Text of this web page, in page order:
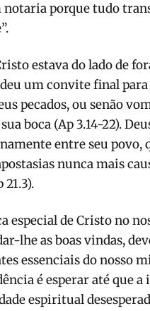
porque tudo
estava do lado de
um convite final para
pecados, ou senão
boca (Ap 3.14-22).
entre seu povo,
nunca mais
especial de Cristo no
lhe as boas vindas,
essenciais do nosso
é esperar até que a
espiritual